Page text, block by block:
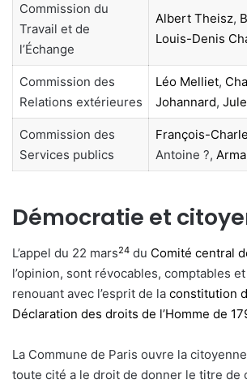
Commission du
Travail et de
l’Échange
Albert Theisz,
Louis-Denis
Commission des
Relations extérieures
Léo Melliet,
Johannard,
Commission des
Services publics
François-
Antoine ?,
Démocratie et
L’appel du 22 mars24 du Comité central
l’opinion, sont révocables, comptables
renouant avec l’esprit de la constitution
Déclaration des droits de l’Homme de
La Commune de Paris ouvre la
toute cité a le droit de donner le titre